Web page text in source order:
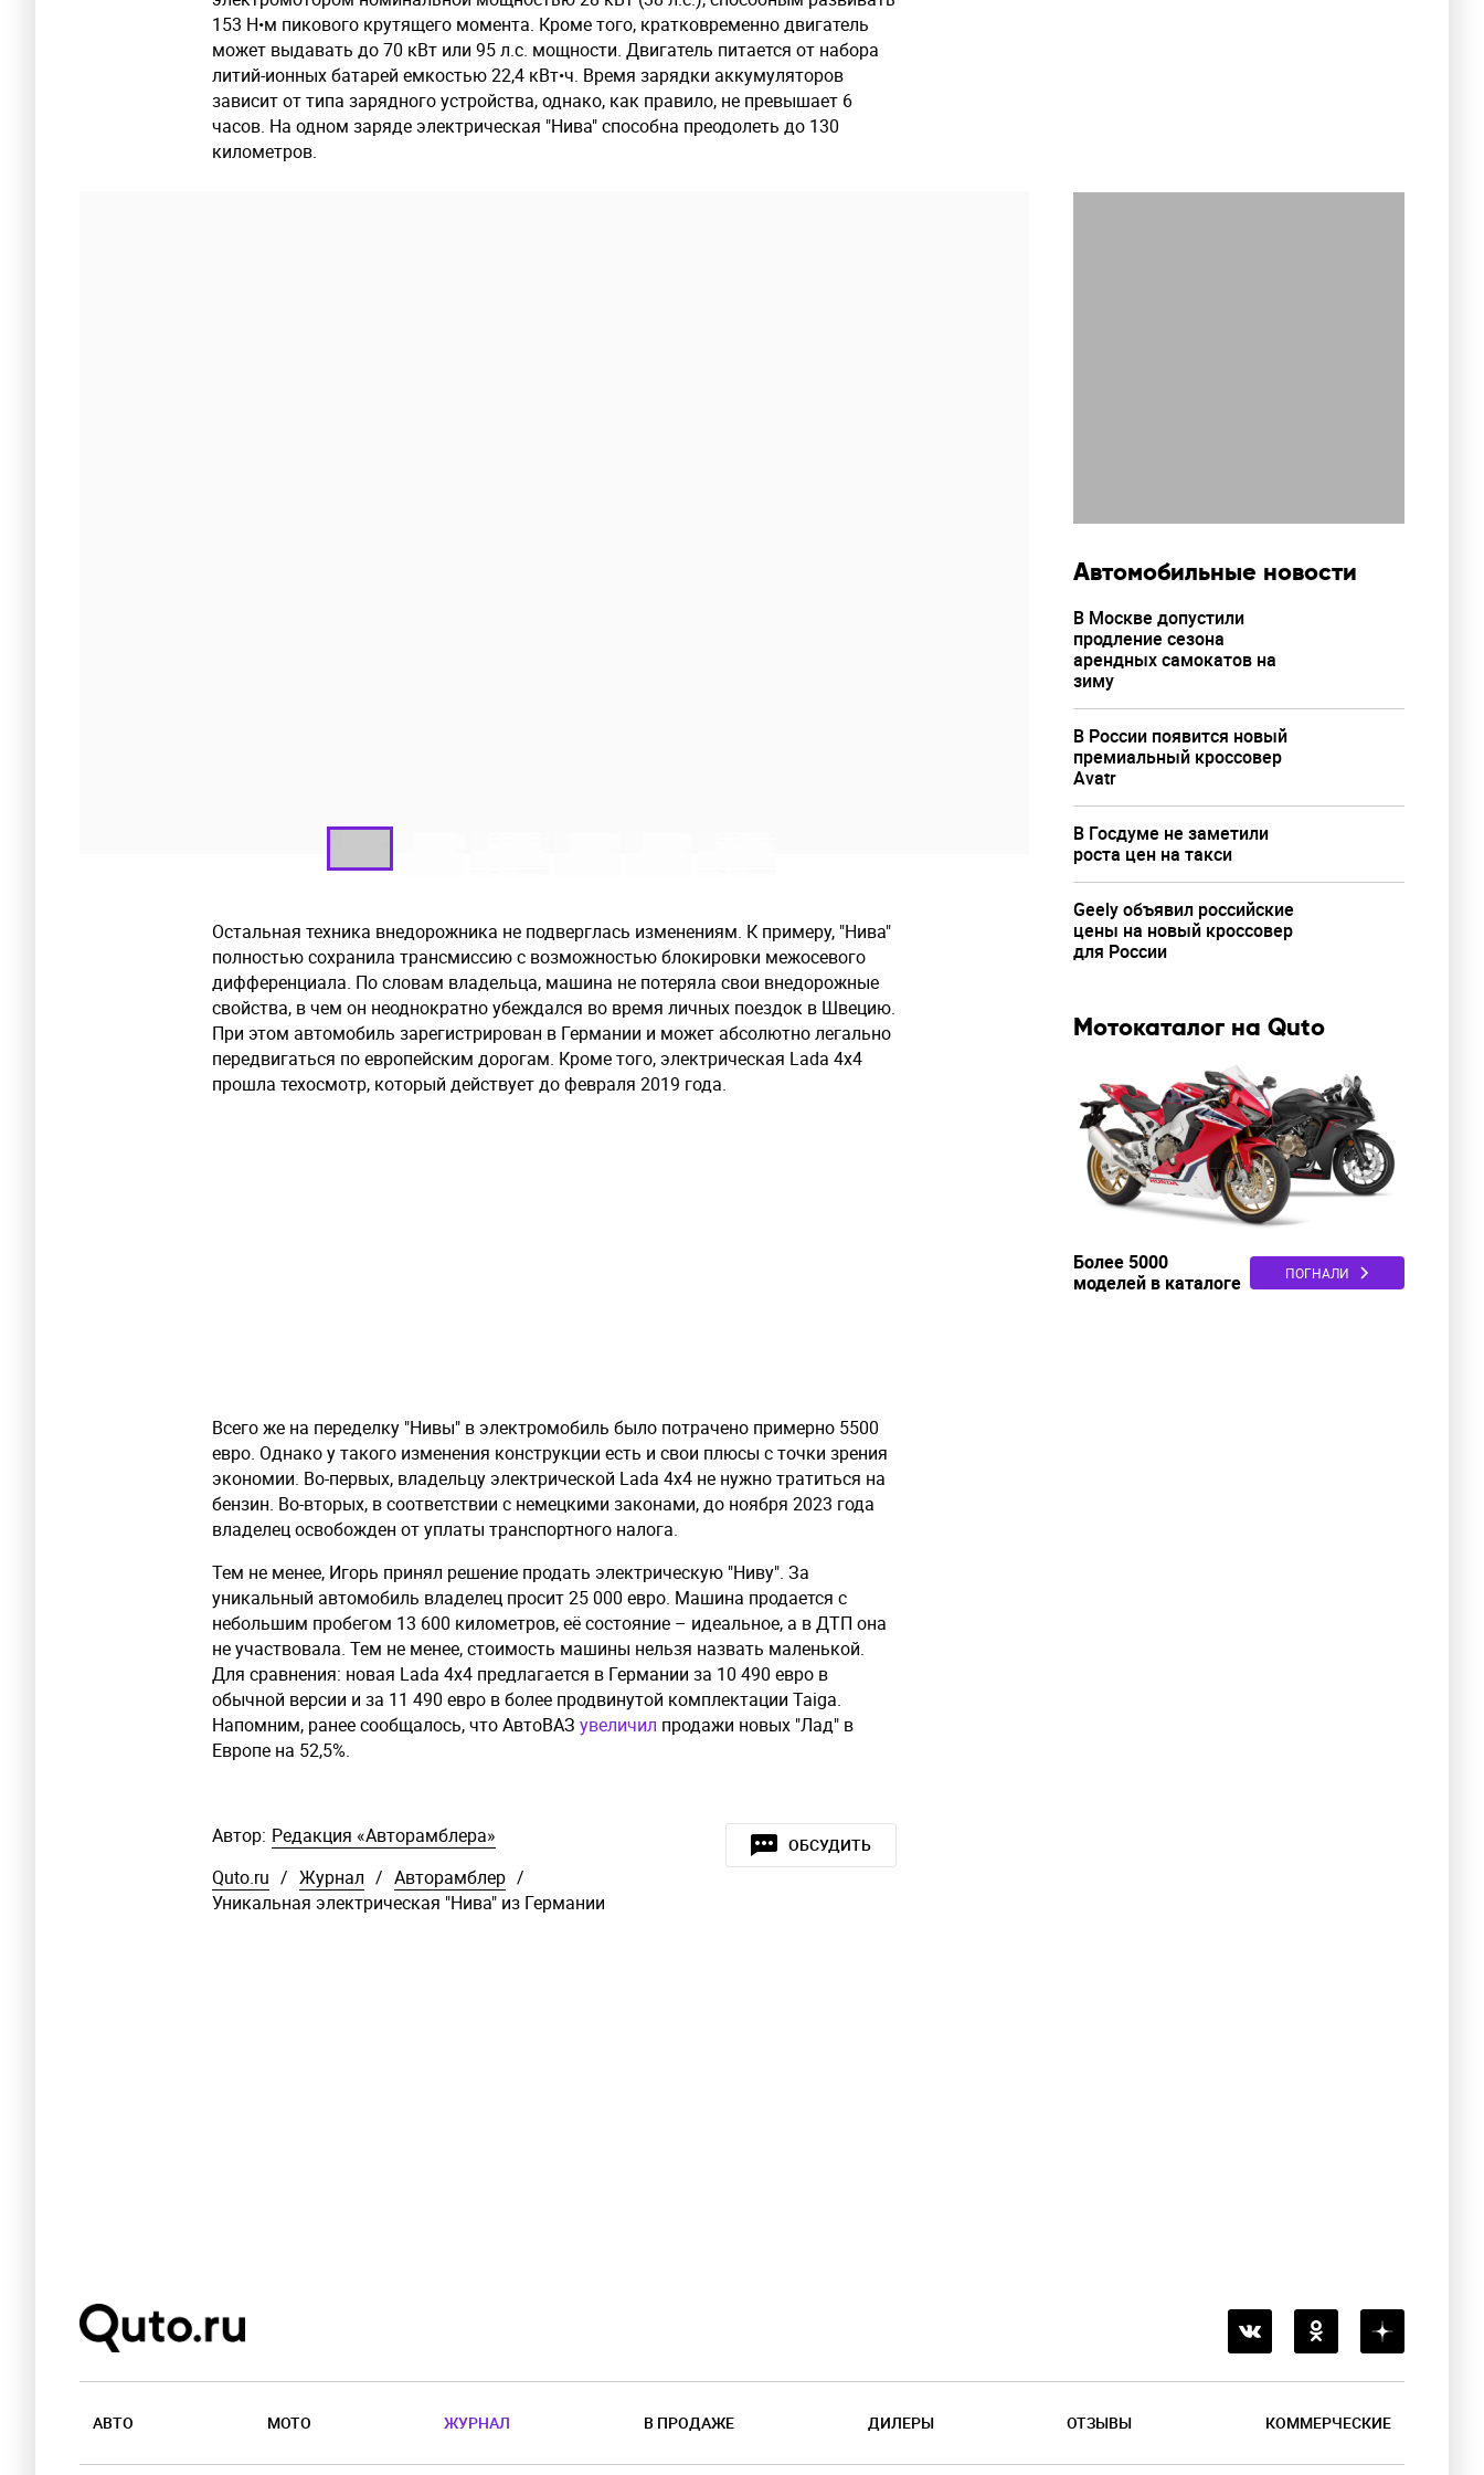
153 Н•м пикового крутящего момента. Кроме того, кратковременно двигатель
может выдавать до 70 кВт или 95 л.с. мощности. Двигатель питается от набора
литий-ионных батарей емкостью 22,4 кВт•ч. Время зарядки аккумуляторов
зависит от типа зарядного устройства, однако, как правило, не превышает 6
часов. На одном заряде электрическая "Нива" способна преодолеть до 130
километров.
Остальная техника внедорожника не подверглась изменениям. К примеру, "Нива"
полностью сохранила трансмиссию с возможностью блокировки межосевого
дифференциала. По словам владельца, машина не потеряла свои внедорожные
свойства, в чем он неоднократно убеждался во время личных поездок в Швецию.
При этом автомобиль зарегистрирован в Германии и может абсолютно легально
передвигаться по европейским дорогам. Кроме того, электрическая Lada 4x4
прошла техосмотр, который действует до февраля 2019 года.
Всего же на переделку "Нивы" в электромобиль было потрачено примерно 5500
евро. Однако у такого изменения конструкции есть и свои плюсы с точки зрения
экономии. Во-первых, владельцу электрической Lada 4x4 не нужно тратиться на
бензин. Во-вторых, в соответствии с немецкими законами, до ноября 2023 года
владелец освобожден от уплаты транспортного налога.
Тем не менее, Игорь принял решение продать электрическую "Ниву". За
уникальный автомобиль владелец просит 25 000 евро. Машина продается с
небольшим пробегом 13 600 километров, её состояние – идеальное, а в ДТП она
не участвовала. Тем не менее, стоимость машины нельзя назвать маленькой.
Для сравнения: новая Lada 4x4 предлагается в Германии за 10 490 евро в
обычной версии и за 11 490 евро в более продвинутой комплектации Taiga.
Напомним, ранее сообщалось, что АвтоВАЗ увеличил продажи новых "Лад" в
Европе на 52,5%.
ОБСУДИТЬ
Автор: Редакция «Авторамблера»
Quto.ru / Журнал / Авторамблер /
Уникальная электрическая "Нива" из Германии
Автомобильные новости
В Москве допустили
продление сезона
арендных самокатов на
зиму
В России появится новый
премиальный кроссовер
Avatr
В Госдуме не заметили
роста цен на такси
Geely объявил российские
цены на новый кроссовер
для России
Мотокаталог на Quto
Более 5000
моделей в каталоге
ПОГНАЛИ
АВТО МОТО ЖУРНАЛ В ПРОДАЖЕ ДИЛЕРЫ ОТЗЫВЫ КОММЕРЧЕСКИЕ